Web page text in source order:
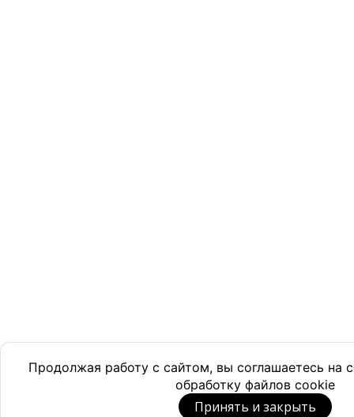
Продолжая работу с сайтом, вы соглашаетесь на
обработку файлов cookie
Принять и закрыть